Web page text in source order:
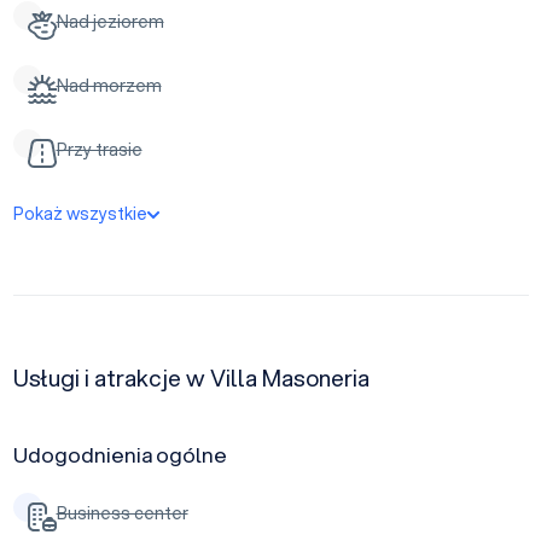
Nad jeziorem
Nad morzem
Przy trasie
Pokaż wszystkie
Usługi i atrakcje w Villa Masoneria
Udogodnienia ogólne
Business center